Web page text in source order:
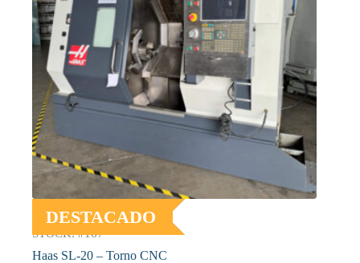
DESTACADO
STOCK: #167
Haas SL-20 – Torno CNC